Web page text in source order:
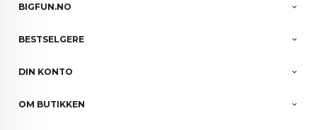
BIGFUN.NO
BESTSELGERE
DIN KONTO
OM BUTIKKEN